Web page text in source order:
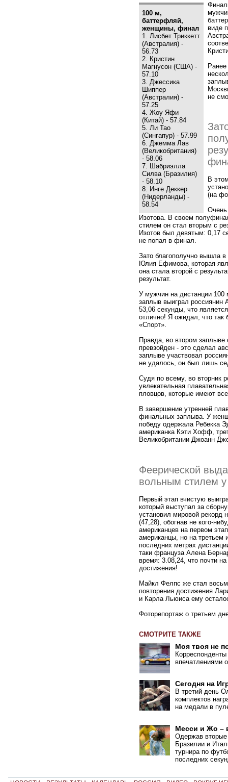
100 м,
баттерфляй,
женщины, финал
1. Лисбет Триккетт
(Австралия) -
56.73
2. Кристин
Магнусон (США) -
57.10
3. Джессика
Шиппер
(Австралия) -
57.25
4. Жоу Яфи
(Китай) - 57.84
5. Ли Тао
(Сингапур) - 57.99
6. Джемма Лав
(Великобритания)
- 58.06
7. Шабриэлла
Силва (Бразилия)
- 58.10
8. Инге Деккер
(Нидерланды) -
58.54
виде
не
В
(на
Очень
Изотова. В своем
стилем он стал вторым с
Изотов был девятым: 0,17
не попал в финал.
Зато благополучно вышла
Юлия Ефимова, которая
она стала второй с
результат.
У мужчин на дистанции 100
заплыв выиграл россиянин
53,06 секунды, что
отлично! Я ожидал, что так
«Спорт».
Правда, во втором
превзойден - это сделал
заплыве участвовал
не удалось, он был лишь
Судя по всему, во вторник
увлекательная
пловцов, которые имеют
В завершение утренней
финальных заплыва. У
победу одержала Ребекка
американка Кэти Хофф,
Великобритании Джоанн
Феерической
вольным стилем
Первый этап вчистую
который выступал за
установил мировой рекорд
(47,28), обогнав не кого-
американцев на первом
американцы, но на третьем
последних метрах
таки француза Алена
время: 3.08,24, что почти
достижения!
Майкл Фелпс же стал
повторения достижения
и Карла Льюиса ему
Фоторепортаж о третьем
СМОТРИТЕ ТАКЖЕ
Моя твоя не
впечатлениями
Сегодня на
В третий день
комплектов
на медали в
Месси и Жо –
Одержав
Бразилии и
турнира по
последних